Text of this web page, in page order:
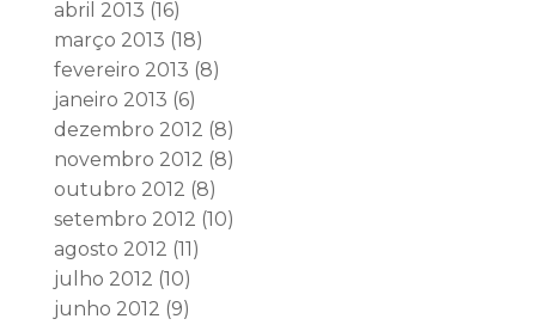
abril 2013 (16)
março 2013 (18)
fevereiro 2013 (8)
janeiro 2013 (6)
dezembro 2012 (8)
novembro 2012 (8)
outubro 2012 (8)
setembro 2012 (10)
agosto 2012 (11)
julho 2012 (10)
junho 2012 (9)